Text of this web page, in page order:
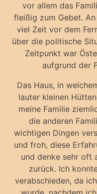
vor allem das
fleißig zum Gebet.
viel Zeit vor dem
über die politische
Zeitpunkt war
aufgrund der
Das Haus, in
lauter kleinen
meine Familie
die anderen
wichtigen Dingen
und froh, diese
und denke sehr oft
zurück. Ich
verabschieden, da